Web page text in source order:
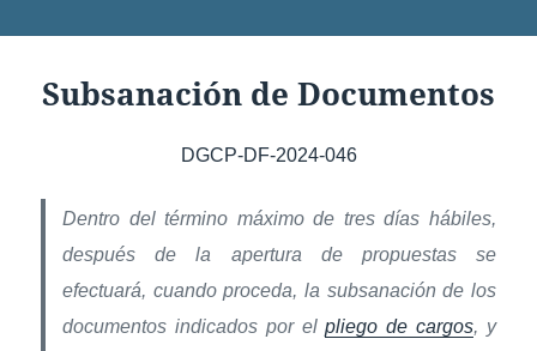
Subsanación de Documentos
DGCP-DF-2024-046
Dentro del término máximo de tres días hábiles,
después de la apertura de propuestas se
efectuará, cuando proceda, la subsanación de los
documentos indicados por elpliego de cargos, y